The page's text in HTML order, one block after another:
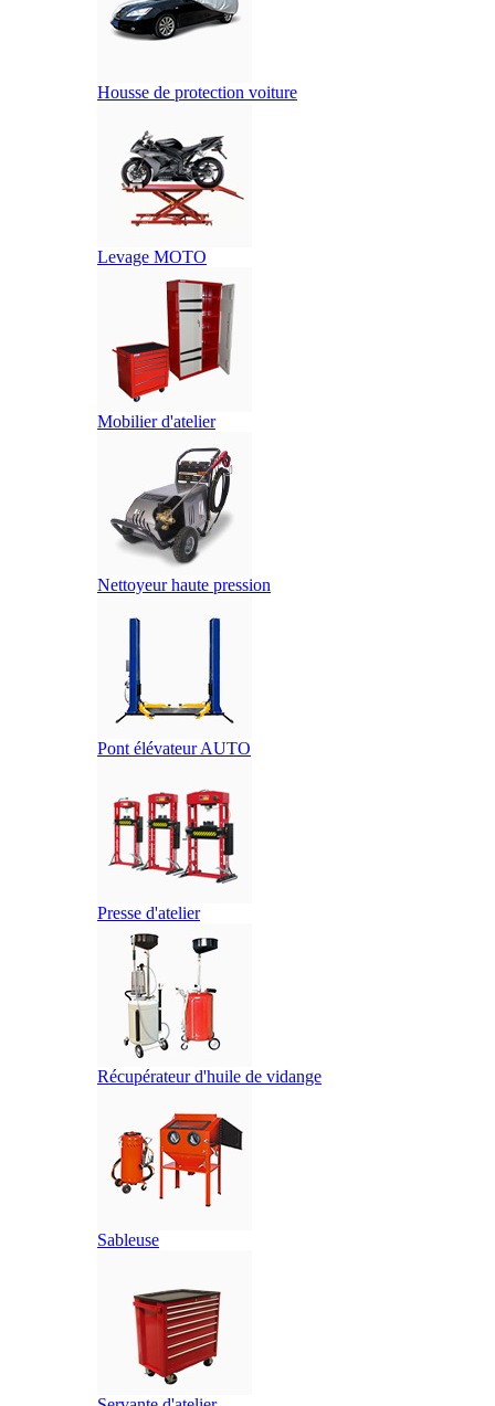
Housse de protection voiture
Levage MOTO
Mobilier d'atelier
Nettoyeur haute pression
Pont élévateur AUTO
Presse d'atelier
Récupérateur d'huile de vidange
Sableuse